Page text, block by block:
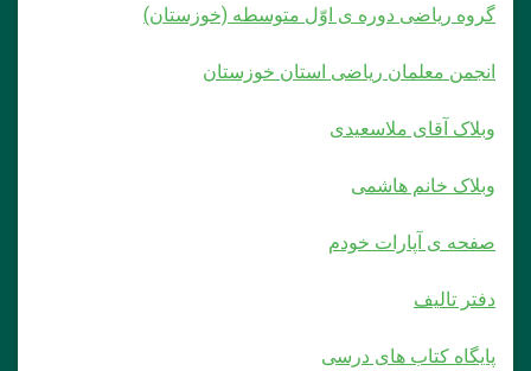
گروه ریاضی دوره ی اوّل متوسطه (خوزستان)
انجمن معلمان ریاضی استان خوزستان
وبلاک آقای ملاسعیدی
وبلاک خانم هاشمی
صفحه ی آپارات خودم
دفتر تالیف
پایگاه کتاب های درسی